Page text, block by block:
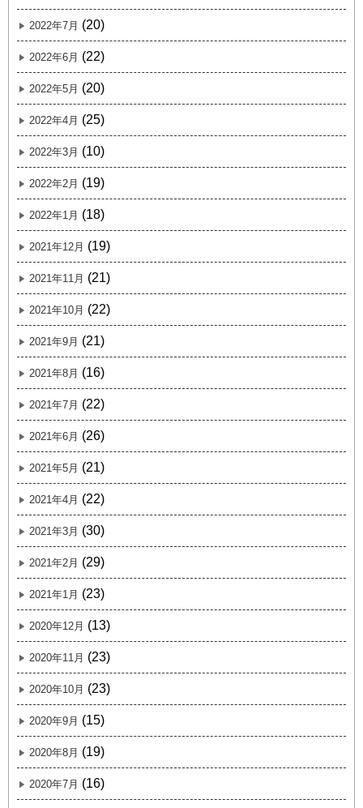
2022年7月 (20)
2022年6月 (22)
2022年5月 (20)
2022年4月 (25)
2022年3月 (10)
2022年2月 (19)
2022年1月 (18)
2021年12月 (19)
2021年11月 (21)
2021年10月 (22)
2021年9月 (21)
2021年8月 (16)
2021年7月 (22)
2021年6月 (26)
2021年5月 (21)
2021年4月 (22)
2021年3月 (30)
2021年2月 (29)
2021年1月 (23)
2020年12月 (13)
2020年11月 (23)
2020年10月 (23)
2020年9月 (15)
2020年8月 (19)
2020年7月 (16)